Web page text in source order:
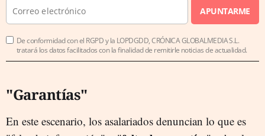
APUNTARME
De conformidad con el RGPD y la LOPDGDD, CRÓNICA GLOBALMEDIA S.L.
tratará los datos facilitados con la finalidad de remitirle noticias de actualidad.
"Garantías"
En este escenario, los asalariados denuncian lo que es